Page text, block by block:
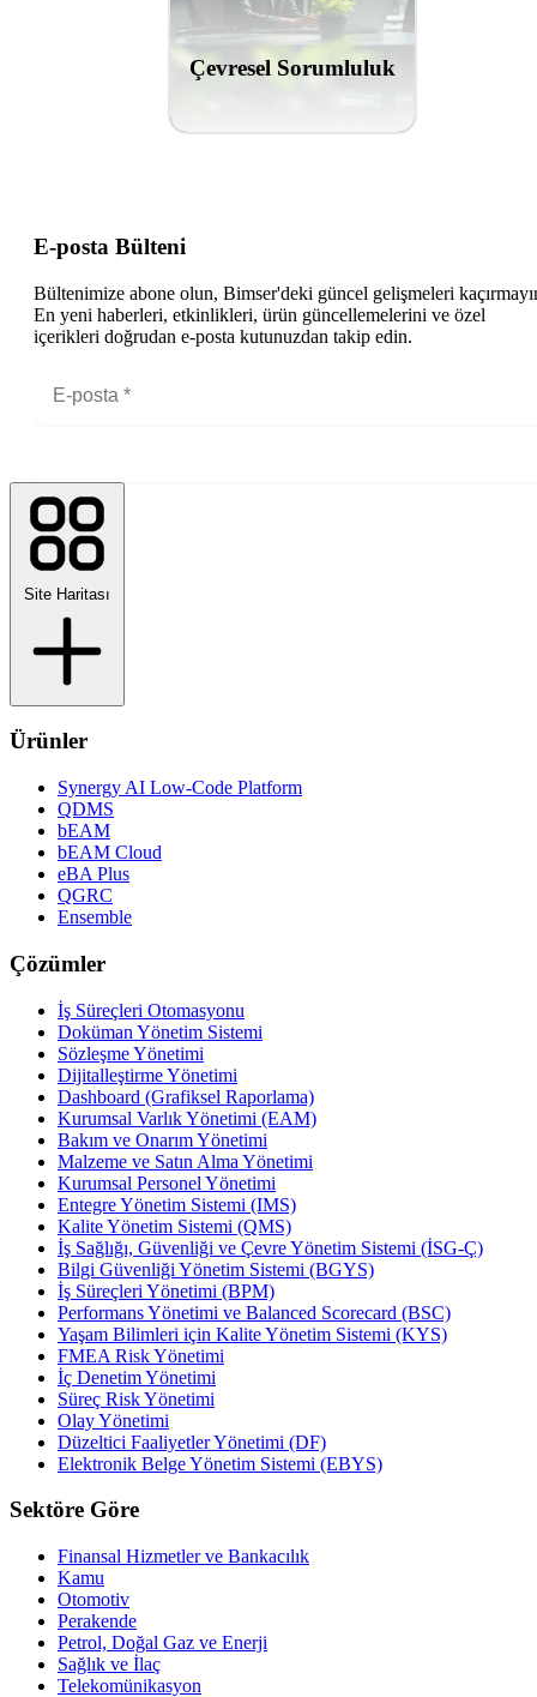
Çevresel Sorumluluk
E-posta Bülteni
Bültenimize abone olun, Bimser'deki güncel gelişmeleri
En yeni haberleri, etkinlikleri, ürün güncellemelerini ve özel
içerikleri doğrudan e-posta kutunuzdan takip edin.
Site Haritası
Ürünler
Synergy AI Low-Code Platform
QDMS
bEAM
bEAM Cloud
eBA Plus
QGRC
Ensemble
Çözümler
İş Süreçleri Otomasyonu
Doküman Yönetim Sistemi
Sözleşme Yönetimi
Dijitalleştirme Yönetimi
Dashboard (Grafiksel Raporlama)
Kurumsal Varlık Yönetimi (EAM)
Bakım ve Onarım Yönetimi
Malzeme ve Satın Alma Yönetimi
Kurumsal Personel Yönetimi
Entegre Yönetim Sistemi (IMS)
Kalite Yönetim Sistemi (QMS)
İş Sağlığı, Güvenliği ve Çevre Yönetim Sistemi (İSG-Ç)
Bilgi Güvenliği Yönetim Sistemi (BGYS)
İş Süreçleri Yönetimi (BPM)
Performans Yönetimi ve Balanced Scorecard (BSC)
Yaşam Bilimleri için Kalite Yönetim Sistemi (KYS)
FMEA Risk Yönetimi
İç Denetim Yönetimi
Süreç Risk Yönetimi
Olay Yönetimi
Düzeltici Faaliyetler Yönetimi (DF)
Elektronik Belge Yönetim Sistemi (EBYS)
Sektöre Göre
Finansal Hizmetler ve Bankacılık
Kamu
Otomotiv
Perakende
Petrol, Doğal Gaz ve Enerji
Sağlık ve İlaç
Telekomünikasyon